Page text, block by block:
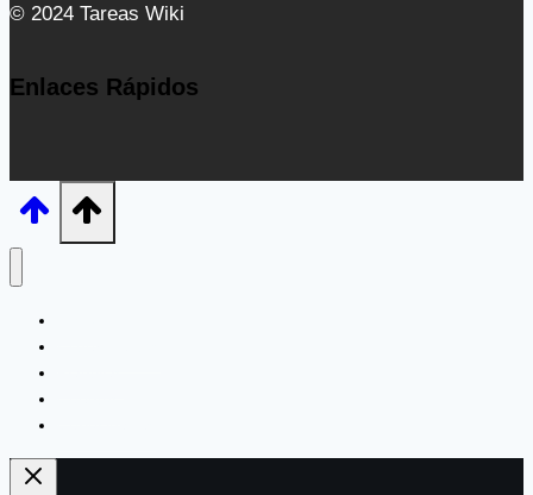
© 2024 Tareas Wiki
Enlaces Rápidos